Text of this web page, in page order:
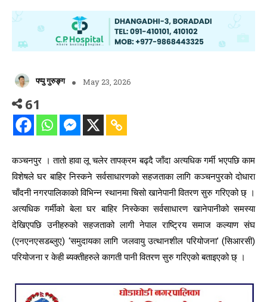
पप्पु गुरुङ्ग May 23, 2026
61
कञ्चनपुर । तातो हावा लू चलेर तापक्रम बढ्दै जाँदा अत्यधिक गर्मी भएपछि काम
विशेषले घर बाहिर निस्कने सर्वसाधारणको सहजताका लागि कञ्चनपुरको दोधारा
चाँदनी नगरपालिकाको विभिन्न स्थानमा चिसो खानेपानी वितरण सुरु गरिएको छ् ।
अत्यधिक गर्मीको बेला घर बाहिर निस्केका सर्वसाधारण खानेपानीको समस्या
देखिएपछि उनीहरुको सहजताको लागी नेपाल राष्ट्रिय समाज कल्याण संघ
(एनएनएसडब्लुए) ‘समुदायका लागि जलवायु उत्थानशील परियोजना’ (सिआरसी)
परियोजना र केही ब्यक्तीहरुले कागती पानी वितरण सुरु गरिएको बताइएको छ् ।